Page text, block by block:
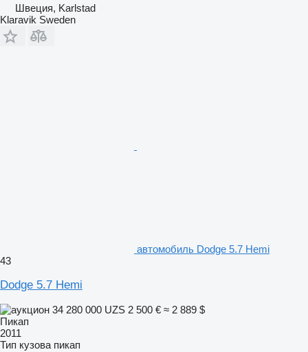
Швеция, Karlstad
Klaravik Sweden
автомобиль Dodge 5.7 Hemi
43
Dodge 5.7 Hemi
34 280 000 UZS 2 500 € ≈ 2 889 $
Пикап
2011
Тип кузова пикап